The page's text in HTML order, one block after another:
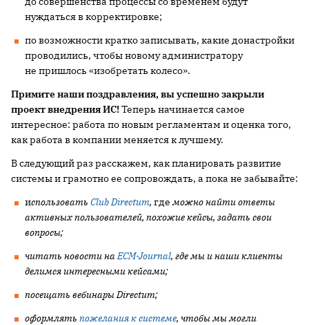
нуждаться в корректировке;
по возможности кратко записывать, какие донастройки
проводились, чтобы новому администратору
не пришлось «изобретать колесо».
Примите наши поздравления, вы успешно закрыли
проект внедрения ИС!Теперь начинается самое
интересное: работа по новым регламентам и оценка того,
как работа в компании меняется к лучшему.
В следующий раз расскажем, как планировать развитие
системы и грамотно ее сопровождать, а пока не забывайте:
использовать Club Directum, гдеможно найти ответы
активных пользователей, похожие кейсы, задать свои
вопросы;
читать новости наECM-Journal, где мы и наши клиенты
делимся интересными кейсами;
посещать вебинарыDirectum;
оформлять пожелания к системе, чтобы мы могли